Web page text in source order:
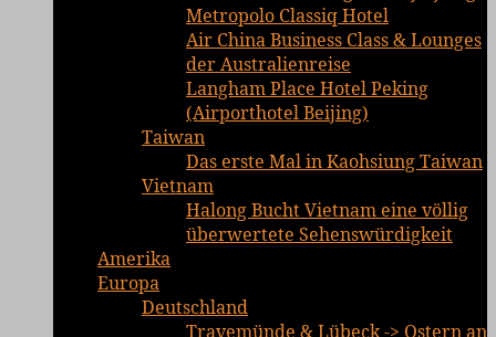
Metropolo Classiq Hotel
Air China Business Class & Lounges
der Australienreise
Langham Place Hotel Peking
(Airporthotel Beijing)
Taiwan
Das erste Mal in Kaohsiung Taiwan
Vietnam
Halong Bucht Vietnam eine völlig
überwertete Sehenswürdigkeit
Amerika
Europa
Deutschland
Travemünde & Lübeck -> Ostern an